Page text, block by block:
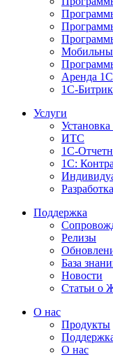
Аренда 1С
1С-
Услуги
ИТС
1С-
1С:
Разработка
Поддержка
Релизы
База
Новости
Статьи о
О нас
Продукты
О нас